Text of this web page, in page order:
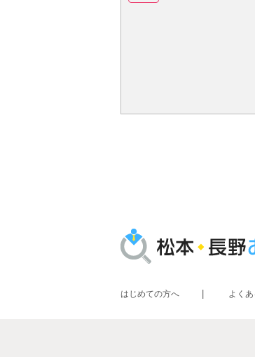
はじめての方へ よく